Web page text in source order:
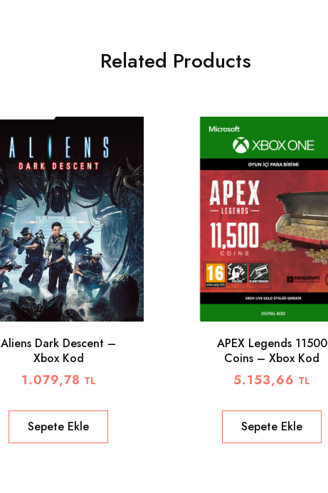
Related Products
Aliens Dark Descent –
Xbox Kod
1.079,78 TL
Sepete Ekle
APEX Legends 11500
Coins – Xbox Kod
5.153,66 TL
Sepete Ekle